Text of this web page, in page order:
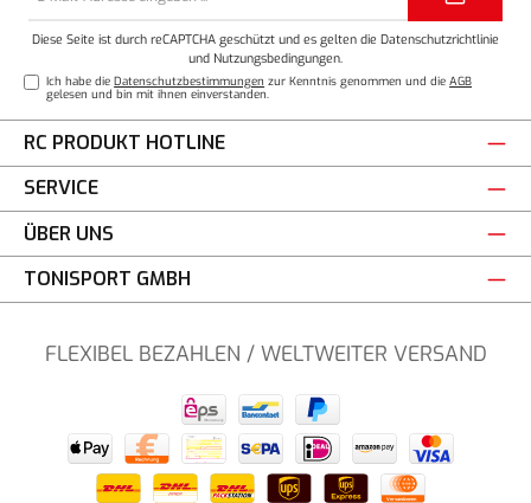
Diese Seite ist durch reCAPTCHA geschützt und es gelten die Datenschutzrichtlinie
und Nutzungsbedingungen
Ich habe dieDatenschutzbestimmungen zur Kenntnis genommen und dieAGB
gelesen und bin mit ihnen einverstanden.
RC PRODUKT HOTLINE
SERVICE
ÜBER UNS
TONISPORT GMBH
FLEXIBEL BEZAHLEN / WELTWEITER VERSAND